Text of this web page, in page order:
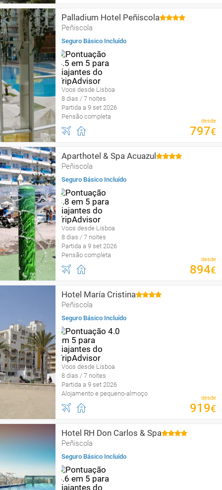
Palladium Hotel Peñíscola
Peñiscola
Seguro Básico Incluído
Voos desde Lisboa
8 dias / 7 noites
Partida a 9 set 2026
Pensão completa
desde
797€
Aparthotel & Spa Acuazul
Peñiscola
Seguro Básico Incluído
Voos desde Lisboa
8 dias / 7 noites
Partida a 9 set 2026
Pensão completa
desde
894€
Hotel María Cristina
Peñiscola
Seguro Básico Incluído
Voos desde Lisboa
8 dias / 7 noites
Partida a 9 set 2026
Alojamento e pequeno-almoço
desde
919€
Hotel RH Don Carlos & Spa
Peñiscola
Seguro Básico Incluído